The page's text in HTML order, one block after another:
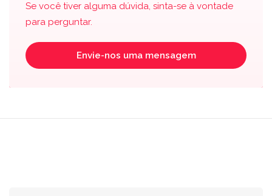
Se você tiver alguma dúvida, sinta-se à vontade
para perguntar.
Envie-nos uma mensagem